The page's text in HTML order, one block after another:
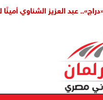
الشناوي أمينًا للتدريب